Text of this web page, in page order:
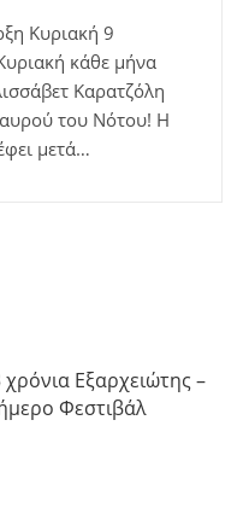
Κυριακή 9
κάθε μήνα
Καρατζόλη
του Νότου! Η
μετά…
χρόνια Εξαρχειώτης –
Φεστιβάλ